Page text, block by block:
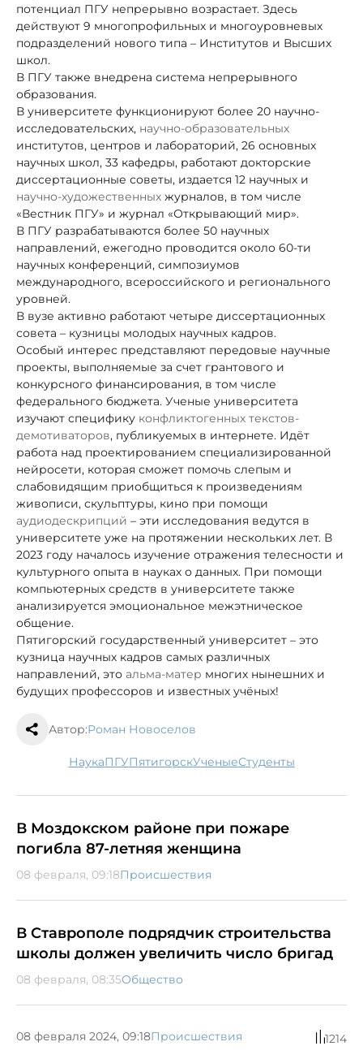
потенциал ПГУ непрерывно возрастает. Здесь
действуют 9 многопрофильных и многоуровневых
подразделений нового типа – Институтов и Высших
школ.
В ПГУ также внедрена система непрерывного
образования.
В университете функционируют более 20 научно-
исследовательских, научно-образовательных
институтов, центров и лабораторий, 26 основных
научных школ, 33 кафедры, работают докторские
диссертационные советы, издается 12 научных и
научно-художественных журналов, в том числе
«Вестник ПГУ» и журнал «Открывающий мир».
В ПГУ разрабатываются более 50 научных
направлений, ежегодно проводится около 60-ти
научных конференций, симпозиумов
международного, всероссийского и регионального
уровней.
В вузе активно работают четыре диссертационных
совета – кузницы молодых научных кадров.
Особый интерес представляют передовые научные
проекты, выполняемые за счет грантового и
конкурсного финансирования, в том числе
федерального бюджета. Ученые университета
изучают специфику конфликтогенных текстов-
демотиваторов, публикуемых в интернете. Идёт
работа над проектированием специализированной
нейросети, которая сможет помочь слепым и
слабовидящим приобщиться к произведениям
живописи, скульптуры, кино при помощи
аудиодескрипций – эти исследования ведутся в
университете уже на протяжении нескольких лет. В
2023 году началось изучение отражения телесности и
культурного опыта в науках о данных. При помощи
компьютерных средств в университете также
анализируется эмоциональное межэтническое
общение.
Пятигорский государственный университет – это
кузница научных кадров самых различных
направлений, это альма-матер многих нынешних и
будущих профессоров и известных учёных!
Автор:Роман Новоселов
наука ПГУ Пятигорск ученые студенты
В Моздокском районе при пожаре
погибла 87-летняя женщина
08 февраля, 09:18Происшествия
В Ставрополе подрядчик строительства
школы должен увеличить число бригад
08 февраля, 08:35Общество
08 февраля 2024, 09:18Происшествия 1214